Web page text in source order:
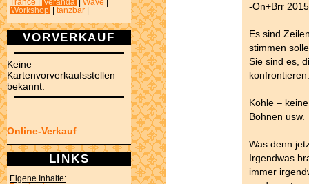
Trance
Veranda Wave
Workshop
tanzbar
VORVERKAUF
Keine
Kartenvorverkaufsstellen
bekannt.
Online-Verkauf
LINKS
Eigene Inhalte:
-On+Brr 2015
Es sind
stimmen
Sie sind es,
konfrontieren.
Kohle –
Bohnen usw.
Was denn
Irgendwas
immer